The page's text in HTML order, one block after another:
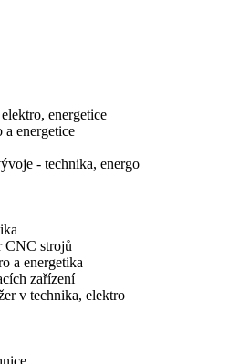
energetice
energetice
- technika, energo
CNC strojů
a energetika
zařízení
v technika, elektro